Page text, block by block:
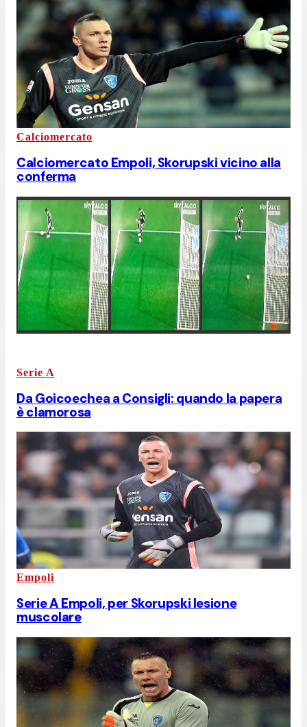
Calciomercato
Calciomercato Empoli, Skorupski vicino alla
conferma
Serie A
Da Goicoechea a Consigli: quando la papera
è clamorosa
Empoli
Serie A Empoli, per Skorupski lesione
muscolare